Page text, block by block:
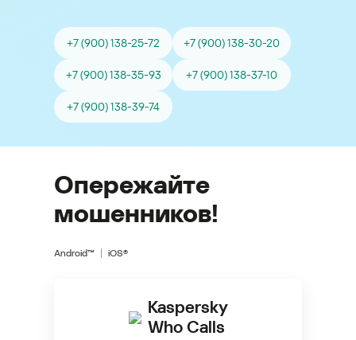
+7 (900) 138-25-72 +7 (900) 138-30-20
+7 (900) 138-35-93 +7 (900) 138-37-10
+7 (900) 138-39-74
Опережайте
мошенников!
Android™ iOS®
Kaspersky
Who Calls